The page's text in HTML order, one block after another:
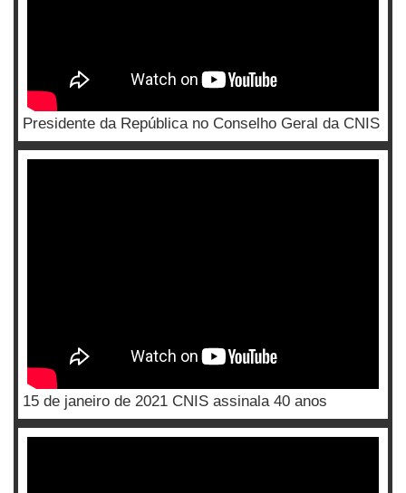
Presidente da República no Conselho Geral da CNIS
15 de janeiro de 2021 CNIS assinala 40 anos